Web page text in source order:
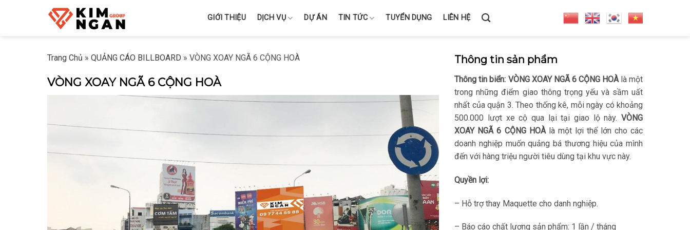
GIỚI THIỆU DỊCH VỤ DỰ ÁN TIN TỨC TUYỂN DỤNG LIÊN HỆ
Trang Chủ » QUẢNG CÁO BILLBOARD » VÒNG XOAY NGÃ 6 CỘNG HOÀ
VÒNG XOAY NGÃ 6 CỘNG HOÀ
Thông tin sản phẩm
Thông tin biển: VÒNG XOAY NGÃ 6 CỘNG HOÀlà một
trong những điểm giao thông trọng yếu và sầm uất
nhất của quận 3. Theo thống kê, mỗi ngày có khoảng
500.000 lượt xe cộ qua lại tại giao lộ này. VÒNG
XOAY NGÃ 6 CỘNG HOÀlà một lợi thế lớn cho các
doanh nghiệp muốn quảng bá thương hiệu của mình
đến với hàng triệu người tiêu dùng tại khu vực này.
Quyền lợi:
– Hỗ trợ thay Maquette cho danh nghiệp.
– Báo cáo chất lượng sản phẩm: 1 lần / tháng